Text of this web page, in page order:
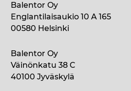
Balentor Oy
Englantilaisaukio 10 A 165
00580 Helsinki
Balentor Oy
Väinönkatu 38 C
40100 Jyväskylä